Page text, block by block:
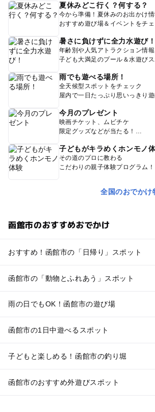
夏休みどこ行く？何する？
今から準備！夏休みのお出かけ
おすすめ遊び場＆イベントをチェ
暑さに負けずに全力水遊び！
年齢別や人気アトラクション情
子ども大満足のプール＆水遊びス
雨でも遊べる場所！
全天候型スポットをチェック
屋内で一日たっぷり思いっきり
今月のプレゼント
映画チケット、ムビチケ
限定グッズなどが当たる！
子どもがキラめくホンモノ
その道のプロに教わる
こだわりの親子体験プログラム！
全国のおでかけ
函館市のおすすめおでかけ
おすすめ！函館市の「日帰り」スポット
函館市の「動物とふれあう」スポット
雨の日でもOK！函館市の遊び場
函館市の1日中遊べるスポット
子どもと楽しめる！函館市の釣り堀
函館市のおすすめ外遊びスポット